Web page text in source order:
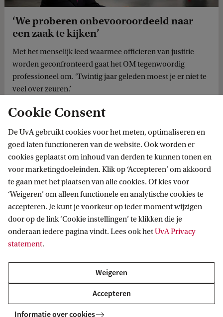
‘We proberen onbevooroordeeld naar
een zaak te kijken’
Met het menselijk leed waarmee officieren van justitie
worden geconfronteerd gaat het OM tegenwoordig
professioneel om. ‘Twintig jaar geleden moest je er niet te
veel over zeuren.’
Informatie voor
Bachelorstudiekiezers
Masterstudiekiezers
Journalisten
Schooldecanen en vakdocenten
Direct naar
Vacatures
Doneren
Contact
UvA op social media
Cookie Consent
De UvA gebruikt cookies voor het meten, optimaliseren en
goed laten functioneren van de website. Ook worden er
cookies geplaatst om inhoud van derden te kunnen tonen en
voor marketingdoeleinden. Klik op ‘Accepteren’ om akkoord
te gaan met het plaatsen van alle cookies. Of kies voor
‘Weigeren’ om alleen functionele en analytische cookies te
accepteren. Je kunt je voorkeur op ieder moment wijzigen
door op de link ‘Cookie instellingen’ te klikken die je
onderaan iedere pagina vindt. Lees ook hetUvA Privacy
statement.
Weigeren
Accepteren
Informatie over cookies